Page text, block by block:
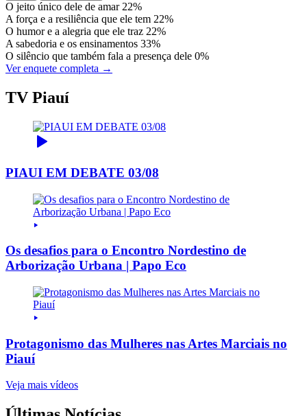
O jeito único dele de amar 22%
A força e a resiliência que ele tem 22%
O humor e a alegria que ele traz 22%
A sabedoria e os ensinamentos 33%
O silêncio que também fala a presença dele 0%
Ver enquete completa →
TV Piauí
PIAUI EM DEBATE 03/08
Os desafios para o Encontro Nordestino de
Arborização Urbana | Papo Eco
Protagonismo das Mulheres nas Artes Marciais no
Piauí
Veja mais vídeos